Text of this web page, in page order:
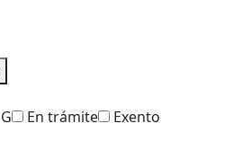
G En trámite
Exento